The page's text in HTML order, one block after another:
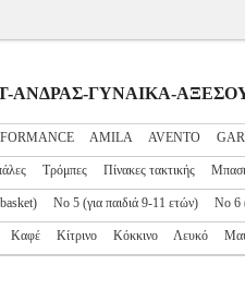
ΑΝΔΡΑΣ-ΓΥΝΑΙΚΑ-
AMILA AVENTO
Τρόμπες Πίνακες τακτικής
Νο 5 (για παιδιά 9-11 ετών) Νο 6
Καφέ Κίτρινο Κόκκινο Λευκό